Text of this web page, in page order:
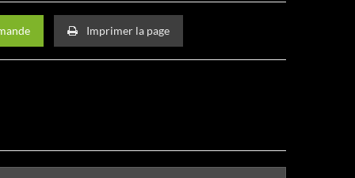
Imprimer la page